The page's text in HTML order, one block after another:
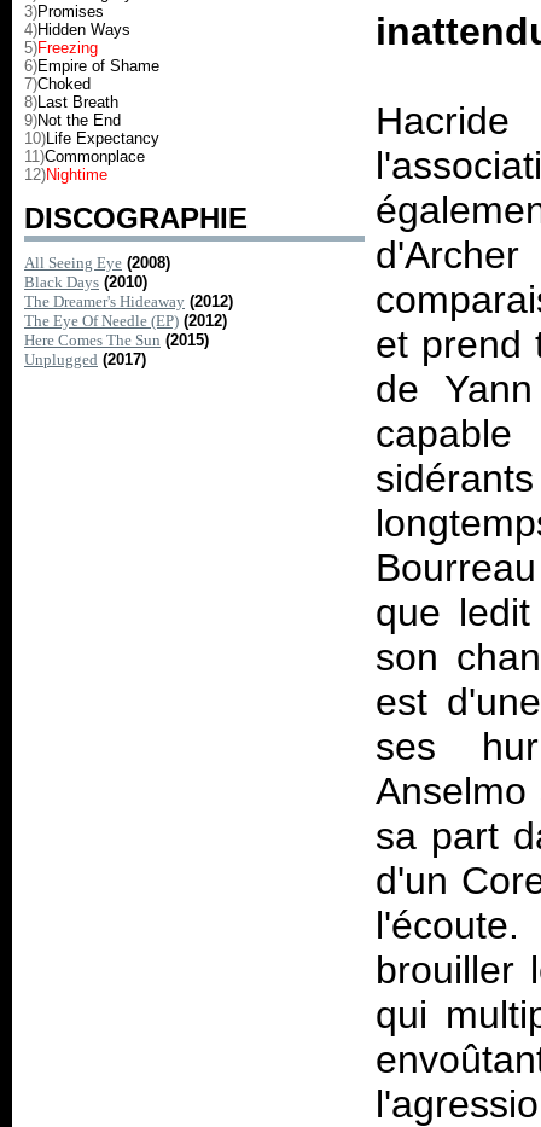
3)Promises
4)Hidden Ways
5)Freezing
6)Empire of Shame
7)Choked
8)Last Breath
9)Not the End
10)Life Expectancy
11)Commonplace
12)Nightime
DISCOGRAPHIE
All Seeing Eye (2008)
Black Days (2010)
The Dreamer's Hideaway (2012)
The Eye Of Needle (EP) (2012)
Here Comes The Sun (2015)
Unplugged (2017)
et prend
de
que
son
est
ses
sa part
d'un
brouiller
qui